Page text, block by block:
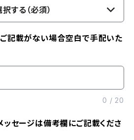
する（必須）
記載がない場合空白で手配いた
0 / 20
ッセージは備考欄にご記載くださ